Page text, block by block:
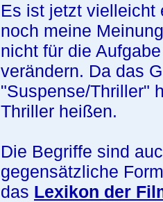
Es ist jetzt vielleicht
noch meine
nicht für die
verändern. Da das
"Suspense/Thriller"
Thriller heißen.
Die Begriffe sind
gegensätzliche
das Lexikon der